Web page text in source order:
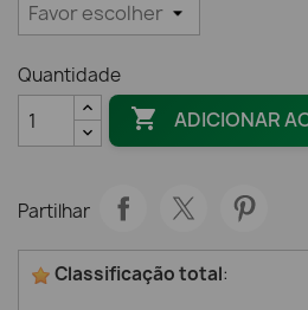
Quantidade
 ADICIONAR
Partilhar
Classificação total: